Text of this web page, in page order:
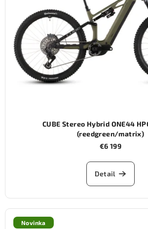
CUBE Stereo Hybrid ONE44
(reedgreen/matrix)
€6 199
Detail
Novinka